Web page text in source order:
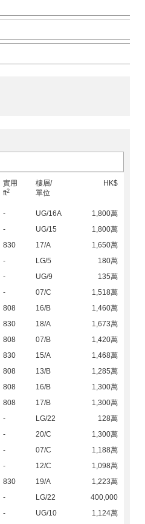
實用
ft2
樓層/
單位
HK$
- UG/16A
1,800萬
- UG/15
1,800萬
830 17/A
1,650萬
- LG/5
180萬
- UG/9
135萬
- 07/C
1,518萬
808 16/B
1,460萬
830 18/A
1,673萬
808 07/B
1,420萬
830 15/A
1,468萬
808 13/B
1,285萬
808 16/B
1,300萬
808 17/B
1,300萬
- LG/22
128萬
- 20/C
1,300萬
- 07/C
1,188萬
- 12/C
1,098萬
830 19/A
1,223萬
- LG/22
400,000
- UG/10 1,124萬